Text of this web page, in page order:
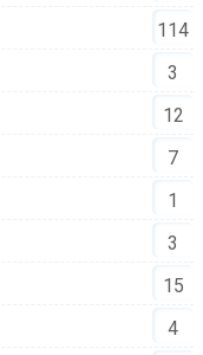
114
3
12
7
1
3
15
4